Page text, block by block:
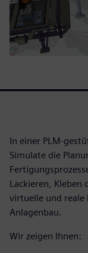
In einer PLM-
Simulate die
Lackieren, Kleben
virtuelle und reale
Anlagenbau.
Wir zeigen Ihnen: